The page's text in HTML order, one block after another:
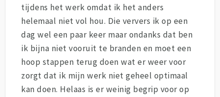
tijdens het werk omdat ik het anders
helemaal niet vol hou. Die ververs ik op een
dag wel een paar keer maar ondanks dat ben
ik bijna niet vooruit te branden en moet een
hoop stappen terug doen wat er weer voor
zorgt dat ik mijn werk niet geheel optimaal
kan doen. Helaas is er weinig begrip voor op